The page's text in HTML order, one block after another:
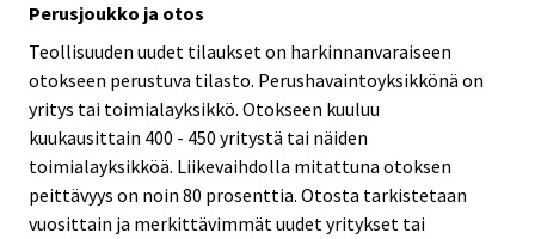
Perusjoukko ja otos
Teollisuuden uudet tilaukset on harkinnanvaraiseen
otokseen perustuva tilasto. Perushavaintoyksikkönä on
yritys tai toimialayksikkö. Otokseen kuuluu
kuukausittain 400 - 450 yritystä tai näiden
toimialayksikköä. Liikevaihdolla mitattuna otoksen
peittävyys on noin 80 prosenttia. Otosta tarkistetaan
vuosittain ja merkittävimmät uudet yritykset tai